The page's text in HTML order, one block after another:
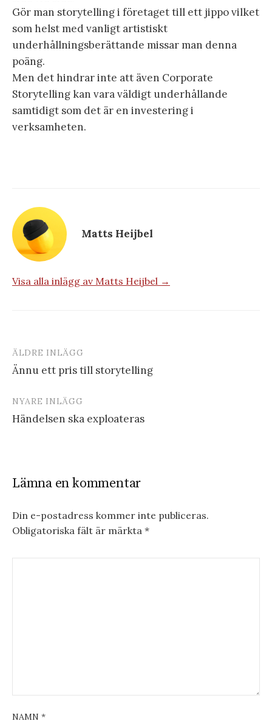
Gör man storytelling i företaget till ett jippo vilket
som helst med vanligt artistiskt
underhållningsberättande missar man denna
poäng.
Men det hindrar inte att även Corporate
Storytelling kan vara väldigt underhållande
samtidigt som det är en investering i
verksamheten.
Matts Heijbel
Visa alla inlägg av Matts Heijbel →
Inläggsnavigering
ÄLDRE INLÄGG
Ännu ett pris till storytelling
NYARE INLÄGG
Händelsen ska exploateras
Lämna en kommentar
Din e-postadress kommer inte publiceras.
Obligatoriska fält är märkta *
NAMN *